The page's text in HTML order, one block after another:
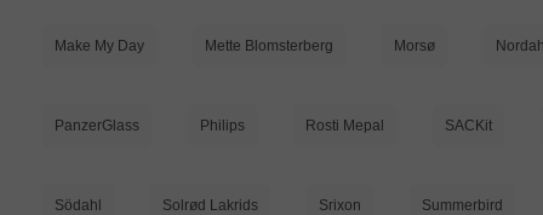
Make My Day Mette Blomsterberg Morsø
PanzerGlass Philips Rosti Mepal SACKit
Södahl Solrød Lakrids Srixon Summerbird